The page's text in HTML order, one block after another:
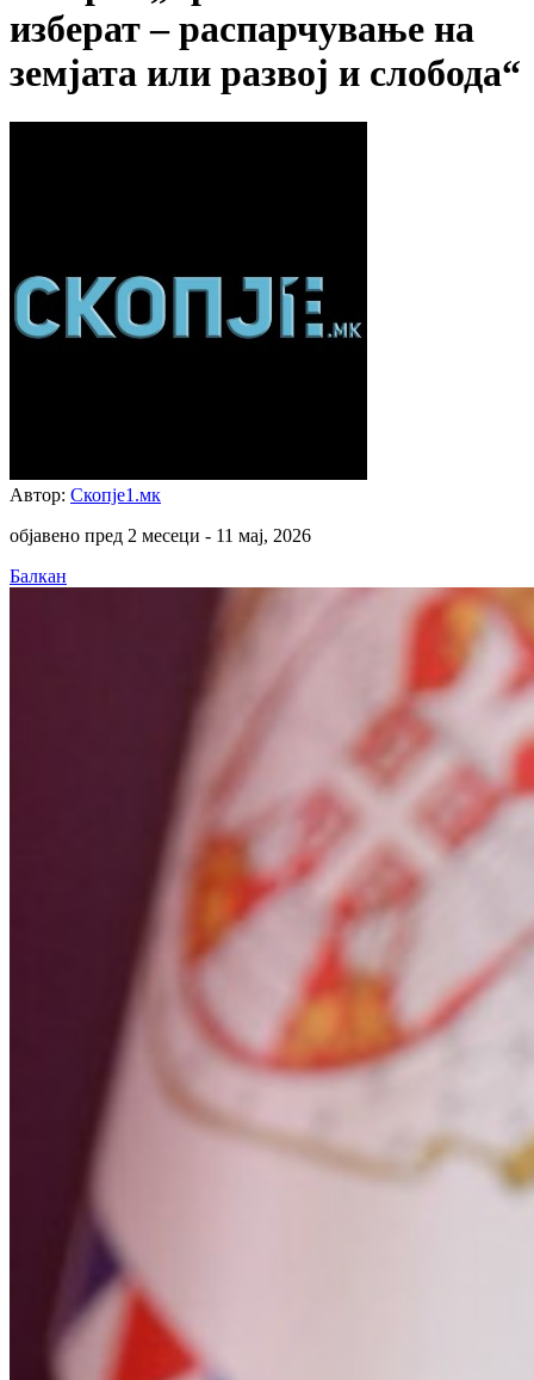
изберат – распарчување на
земјата или развој и слобода“
Автор: Скопје1.мк
објавено пред 2 месеци - 11 мај, 2026
Балкан